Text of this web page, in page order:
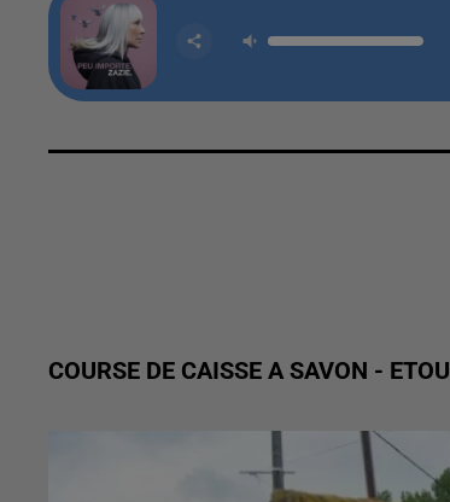
COURSE DE CAISSE A SAVON -